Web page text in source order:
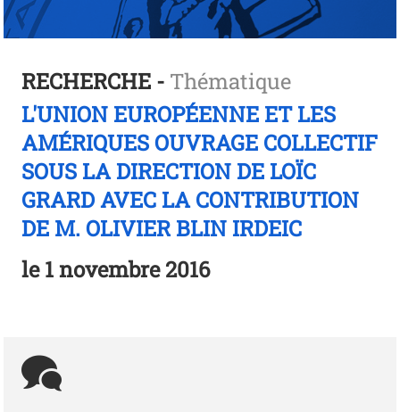
RECHERCHE - Thématique
L'UNION EUROPÉENNE ET LES
AMÉRIQUES OUVRAGE COLLECTIF
SOUS LA DIRECTION DE LOÏC
GRARD AVEC LA CONTRIBUTION
DE M. OLIVIER BLIN IRDEIC
le1 novembre 2016